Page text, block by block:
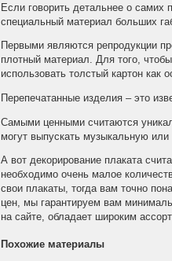
Если говорить детальнее о
специальный материал больших
Первыми являются репродукции
плотный материал. Для того,
использовать толстый картон как
Перепечатанные изделия – это
Самыми ценными считаются
могут выпускать музыкальную
А вот декорирование плаката
необходимо очень малое
свои плакаты, тогда вам точно
цен, мы гарантируем вам
на сайте, обладает широким
Похожие материалы